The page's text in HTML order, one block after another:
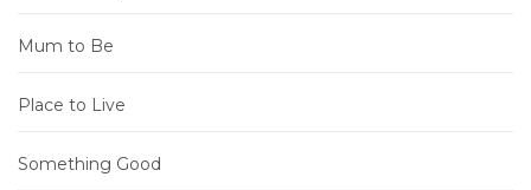
Mum to Be
Place to Live
Something Good